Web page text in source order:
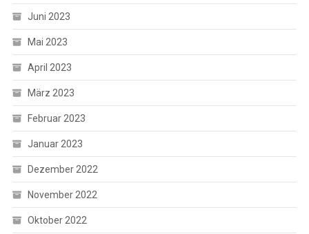
Juni 2023
Mai 2023
April 2023
März 2023
Februar 2023
Januar 2023
Dezember 2022
November 2022
Oktober 2022